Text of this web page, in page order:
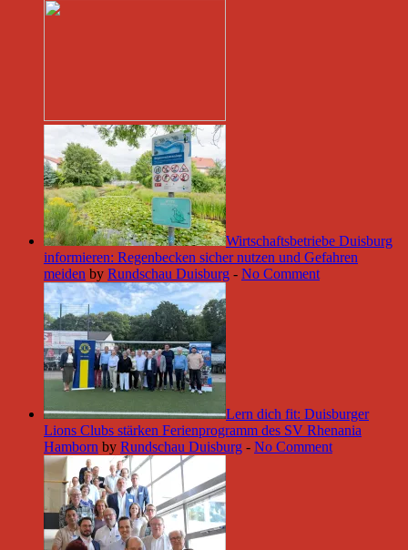
Wirtschaftsbetriebe Duisburg
informieren: Regenbecken sicher nutzen und Gefahren
meiden by Rundschau Duisburg - No Comment
Lern dich fit: Duisburger
Lions Clubs stärken Ferienprogramm des SV Rhenania
Hamborn by Rundschau Duisburg - No Comment